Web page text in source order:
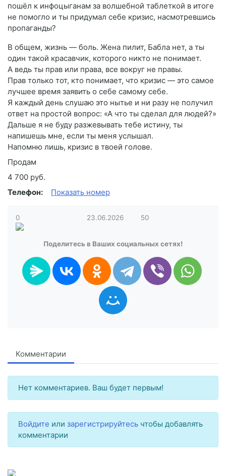
пошёл к инфоцыганам за волшебной таблеткой в итоге
не помогло и ты придумал себе кризис, насмотревшись
пропаганды?
В общем, жизнь — боль. Жена пилит, Бабла нет, а ты
один такой красавчик, которого никто не понимает.
А ведь ты прав или права, все вокруг не правы.
Прав только тот, кто понимает, что кризис — это самое
лучшее время заявить о себе самому себе.
Я каждый день слушаю это нытье и ни разу не получил
ответ на простой вопрос: «А что ты сделал для людей?»
Дальше я не буду разжевывать тебе истину, ты
напишешь мне, если ты меня услышал.
Напомню лишь, кризис в твоей голове.
Продам
4 700 руб.
Телефон:
Показать номер
0 23.06.2026 50
Поделитесь в Ваших социальных сетях!
Комментарии
Нет комментариев. Ваш будет первым!
Войдите или зарегистрируйтесь чтобы добавлять
комментарии